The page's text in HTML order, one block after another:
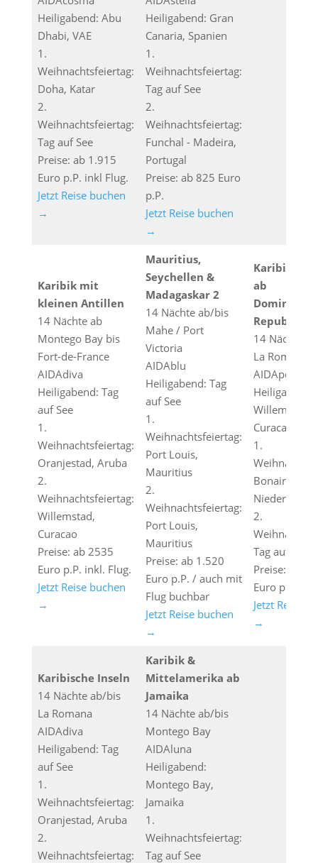
Heiligabend: Abu
Dhabi, VAE
1.
Weihnachtsfeiertag:
Doha, Katar
2.
Weihnachtsfeiertag:
Tag auf See
Preise: ab 1.915
Euro p.P. inkl Flug.
Jetzt Reise buchen
→
Heiligabend: Gran
Canaria, Spanien
1.
Weihnachtsfeiertag:
Tag auf See
2.
Weihnachtsfeiertag:
Funchal - Madeira,
Portugal
Preise: ab 825 Euro
p.P.
Jetzt Reise buchen
→
Karibik mit
kleinen Antillen
14 Nächte ab
Montego Bay bis
Fort-de-France
AIDAdiva
Heiligabend: Tag
auf See
1.
Weihnachtsfeiertag:
Oranjestad, Aruba
2.
Weihnachtsfeiertag:
Willemstad,
Curacao
Preise: ab 2535
Euro p.P. inkl. Flug.
Jetzt Reise buchen
→
Mauritius,
Seychellen &
Madagaskar 2
14 Nächte ab/bis
Mahe / Port
Victoria
AIDAblu
Heiligabend: Tag
auf See
1.
Weihnachtsfeiertag:
Port Louis,
Mauritius
2.
Weihnachtsfeiertag:
Port Louis,
Mauritius
Preise: ab 1.520
Euro p.P. / auch mit
Flug buchbar
Jetzt Reise buchen
→
Karibische
ab
Republik
14 Nächte
La Romana
AIDAperla
Heiligabend:
Willemstad,
Curacao
1.
Bonaire,
Niederlande
2.
Tag auf See
Preise: ab
Euro p.P.
Jetzt Reise
→
Karibische Inseln
14 Nächte ab/bis
La Romana
AIDAdiva
Heiligabend: Tag
auf See
1.
Weihnachtsfeiertag:
Oranjestad, Aruba
2.
Weihnachtsfeiertag:
Karibik &
Mittelamerika ab
Jamaika
14 Nächte ab/bis
Montego Bay
AIDAluna
Heiligabend:
Montego Bay,
Jamaika
1.
Weihnachtsfeiertag:
Tag auf See